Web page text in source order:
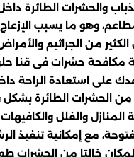
والحشرات الطائرة
وهو ما يسبب
من الجراثيم
مكافحة حشرات فى قنا
على استعادة الراحة
الحشرات الطائرة بشكل
المنازل والفلل
مع إمكانية تنفيذ
خاليًا من الحشرات